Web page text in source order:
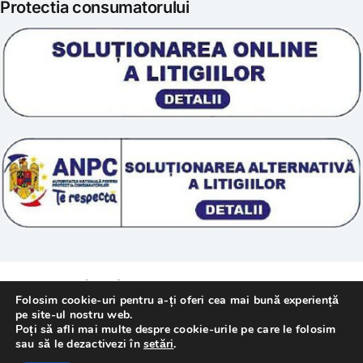
Scoala „Sanatate 5D”
Tratamente naturale
Prelucrarea datelor
Termeni si conditii
Politica cookie
Protectia consumatorului
© 2011 – [year] Fundatia Simile. Toate drepturile
rezervate.
Realizat cu de
Folosim cookie-uri pentru a-ți oferi cea mai bună experiență
pe site-ul nostru web.
Poți să afli mai multe despre cookie-urile pe care le folosim
sau să le dezactivezi în setări.